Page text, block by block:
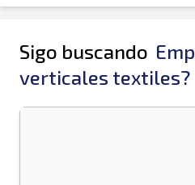
Sigo buscando
verticales textiles?